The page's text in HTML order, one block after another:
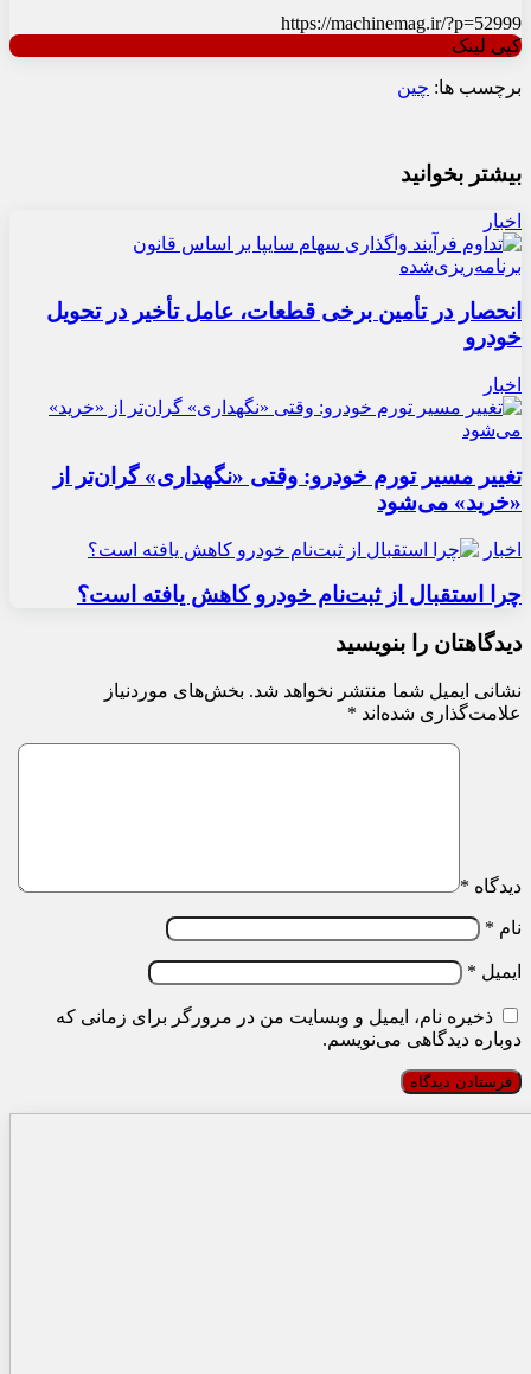
https://machinemag.ir/?p=52999
کپی لینک
برچسب ها: چین
بیشتر بخوانید
اخبار
انحصار در تأمین برخی قطعات، عامل تأخیر در تحویل
خودرو
اخبار
تغییر مسیر تورم خودرو: وقتی «نگهداری» گران‌تر از
«خرید» می‌شود
اخبار
چرا استقبال از ثبت‌نام خودرو کاهش یافته است؟
دیدگاهتان را بنویسید
نشانی ایمیل شما منتشر نخواهد شد. بخش‌های موردنیاز
علامت‌گذاری شده‌اند *
دیدگاه *
نام *
ایمیل *
ذخیره نام، ایمیل و وبسایت من در مرورگر برای زمانی که
دوباره دیدگاهی می‌نویسم.